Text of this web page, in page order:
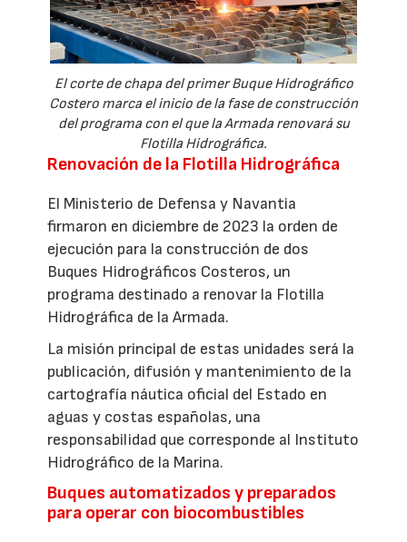
El corte de chapa del primer Buque Hidrográfico
Costero marca el inicio de la fase de construcción
del programa con el que la Armada renovará su
Flotilla Hidrográfica.
Renovación de la Flotilla Hidrográfica
El Ministerio de Defensa y Navantia
firmaron en diciembre de 2023 la orden de
ejecución para la construcción de dos
Buques Hidrográficos Costeros, un
programa destinado a renovar la Flotilla
Hidrográfica de la Armada.
La misión principal de estas unidades será la
publicación, difusión y mantenimiento de la
cartografía náutica oficial del Estado en
aguas y costas españolas, una
responsabilidad que corresponde al Instituto
Hidrográfico de la Marina.
Buques automatizados y preparados
para operar con biocombustibles